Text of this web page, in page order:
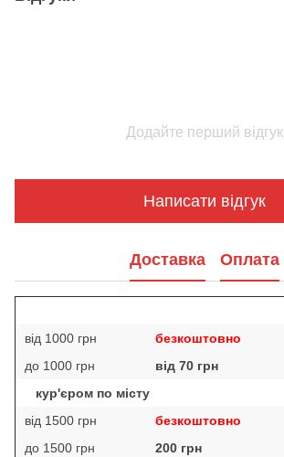
Додайте перший відгук
Написати відгук
Доставка Оплата
від 1000 грн
безкоштовно
до 1000 грн
від 70 грн
кур'єром по місту
від 1500 грн
безкоштовно
до 1500 грн
200 грн